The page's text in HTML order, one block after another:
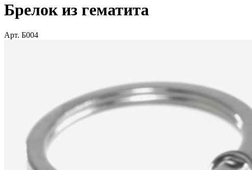
Брелок из гематита
Арт. Б004